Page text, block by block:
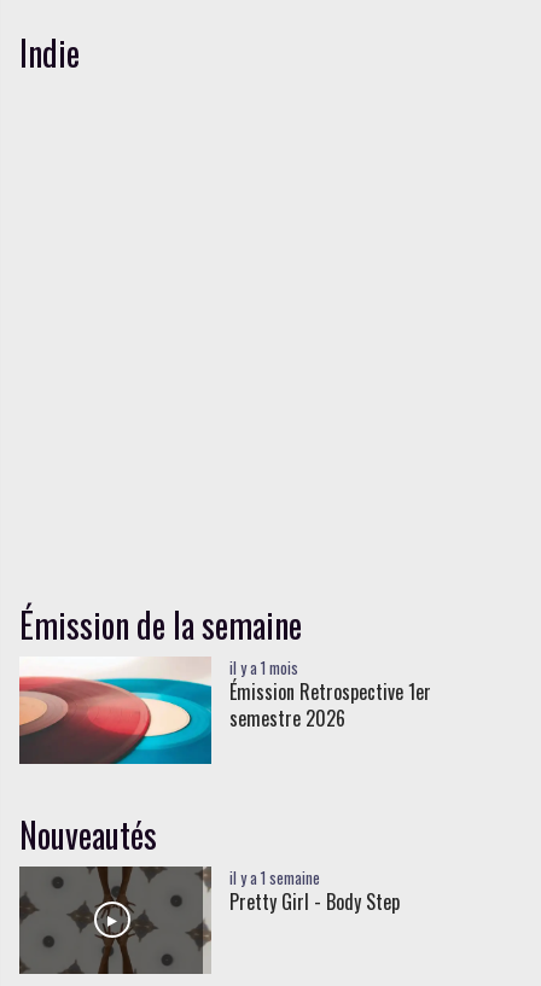
Indie
Émission de la semaine
il y a 1 mois
Émission Retrospective 1er
semestre 2026
Nouveautés
il y a 1 semaine
Pretty Girl - Body Step